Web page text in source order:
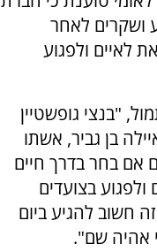
ושקרים לאחר
לאיים ולפגוע
"בנצי גופשטיין
בן גביר, אשתו
אם בחר בדרך חיים
בצועדים
חשוב להגיע ביום
אהיה שם".